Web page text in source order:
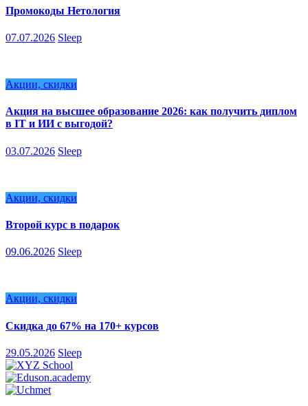
Промокоды Нетология
07.07.2026 Sleep
Акции, скидки
Акция на высшее образование 2026: как получить диплом
в IT и ИИ с выгодой?
03.07.2026 Sleep
Акции, скидки
Второй курс в подарок
09.06.2026 Sleep
Акции, скидки
Скидка до 67% на 170+ курсов
29.05.2026 Sleep